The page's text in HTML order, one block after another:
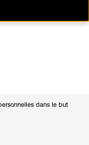
dans le but
Le regard d’un